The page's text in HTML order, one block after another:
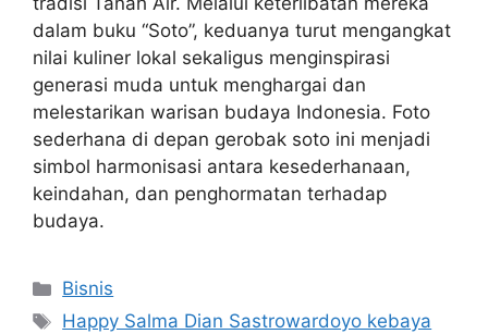
dalam buku “Soto”, keduanya turut mengangkat
nilai kuliner lokal sekaligus menginspirasi
generasi muda untuk menghargai dan
melestarikan warisan budaya Indonesia. Foto
sederhana di depan gerobak soto ini menjadi
simbol harmonisasi antara kesederhanaan,
keindahan, dan penghormatan terhadap
budaya.
Categories
Bisnis
Tags
Happy Salma Dian Sastrowardoyo kebaya